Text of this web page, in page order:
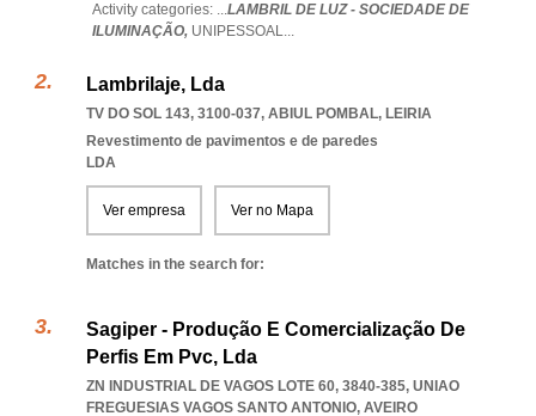
Activity categories: ...LAMBRIL DE LUZ - SOCIEDADE DE
ILUMINAÇÃO, UNIPESSOAL...
Lambrilaje, Lda
TV DO SOL 143, 3100-037, ABIUL POMBAL, LEIRIA
Revestimento de pavimentos e de paredes
LDA
Ver empresa Ver no Mapa
Matches in the search for:
Sagiper - Produção E Comercialização De
Perfis Em Pvc, Lda
ZN INDUSTRIAL DE VAGOS LOTE 60, 3840-385, UNIAO
FREGUESIAS VAGOS SANTO ANTONIO, AVEIRO